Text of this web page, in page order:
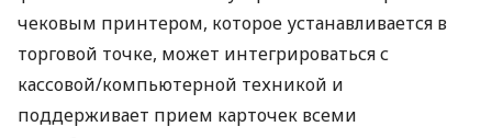
чековым принтером, которое устанавливается в
торговой точке, может интегрироваться с
кассовой/компьютерной техникой и
поддерживает прием карточек всеми